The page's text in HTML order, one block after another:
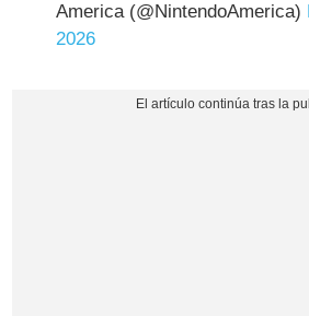
America (@NintendoAmerica)
2026